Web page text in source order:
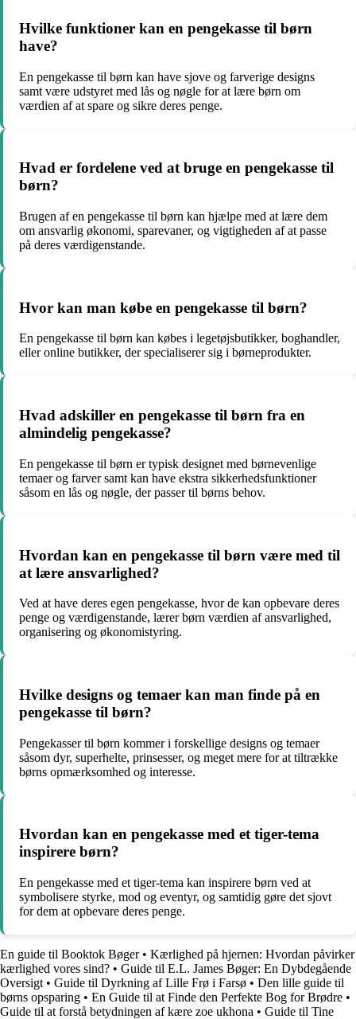
Hvilke funktioner kan en pengekasse til børn
have?
En pengekasse til børn kan have sjove og farverige designs
samt være udstyret med lås og nøgle for at lære børn om
værdien af at spare og sikre deres penge.
Hvad er fordelene ved at bruge en pengekasse til
børn?
Brugen af en pengekasse til børn kan hjælpe med at lære dem
om ansvarlig økonomi, sparevaner, og vigtigheden af at passe
på deres værdigenstande.
Hvor kan man købe en pengekasse til børn?
En pengekasse til børn kan købes i legetøjsbutikker, boghandler,
eller online butikker, der specialiserer sig i børneprodukter.
Hvad adskiller en pengekasse til børn fra en
almindelig pengekasse?
En pengekasse til børn er typisk designet med børnevenlige
temaer og farver samt kan have ekstra sikkerhedsfunktioner
såsom en lås og nøgle, der passer til børns behov.
Hvordan kan en pengekasse til børn være med til
at lære ansvarlighed?
Ved at have deres egen pengekasse, hvor de kan opbevare deres
penge og værdigenstande, lærer børn værdien af ansvarlighed,
organisering og økonomistyring.
Hvilke designs og temaer kan man finde på en
pengekasse til børn?
Pengekasser til børn kommer i forskellige designs og temaer
såsom dyr, superhelte, prinsesser, og meget mere for at tiltrække
børns opmærksomhed og interesse.
Hvordan kan en pengekasse med et tiger-tema
inspirere børn?
En pengekasse med et tiger-tema kan inspirere børn ved at
symbolisere styrke, mod og eventyr, og samtidig gøre det sjovt
for dem at opbevare deres penge.
En guide til Booktok Bøger• Kærlighed på hjernen: Hvordan påvirker
kærlighed vores sind? • Guide til E.L. James Bøger: En Dybdegående
Oversigt • Guide til Dyrkning af Lille Frø i Farsø • Den lille guide til
børns opsparing • En Guide til at Finde den Perfekte Bog for Brødre •
Guide til at forstå betydningen af kære zoe ukhona • Guide til Tine